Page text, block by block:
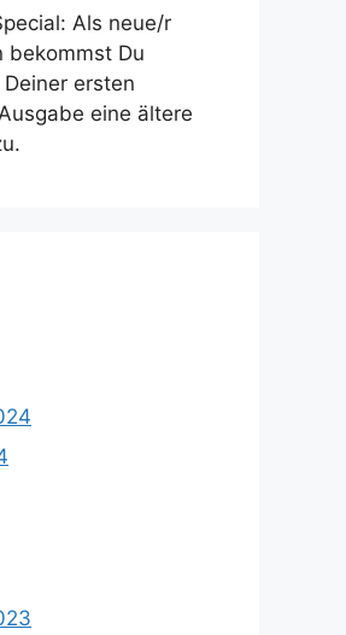
Als neue/r
Du
ersten
eine ältere